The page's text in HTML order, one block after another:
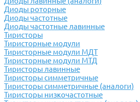
Диоды роторные
Диоды частотные
Диоды частотные лавинные
Тиристоры
Тиристорные модули
Тиристорные модули МДТ
Тиристорные модули МТД
Тиристоры лавинные
Тиристоры симметричные
Тиристоры симметричные (аналоги)
Тиристоры низкочастотные